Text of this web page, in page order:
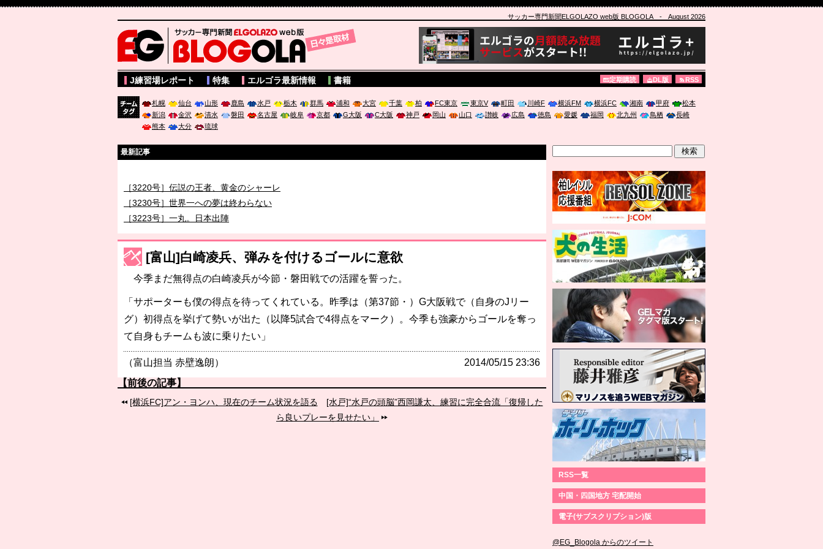
サッカー専門新聞ELGOLAZO web版 BLOGOLA- August 2026
サッカー専門新聞ELGOLAZO web版 BLOGOLA
J練習場レポート 特集 エルゴラ最新情報 書籍 定期購読 DL版 RSS
札幌 仙台 山形 鹿島 水戸 栃木 群馬 浦和 大宮 千葉 柏 FC東京 東京V 町田 川崎F 横浜FM 横浜FC 湘南 甲府
松本
新潟
金沢 清水 磐田 名古屋 岐阜 京都 G大阪 C大阪 神戸 岡山 山口 讃岐 広島 徳島 愛媛 福岡 北九州 鳥栖
長崎
熊本
大分 琉球
最新記事
［3220号］伝説の王者、黄金のシャーレ
［3230号］世界一への夢は終わらない
［3223号］一丸。日本出陣
［3222号］史上最大のW杯開幕 注目は「個」
長谷川 アーリアジャスールさんがシンポジウム「気候変動から命を守る ～エネルギー危機時代の猛暑対策～」に登壇
[富山]白崎凌兵、弾みを付けるゴールに意欲
今季まだ無得点の白崎凌兵が今節・磐田戦での活躍を誓った。
「サポーターも僕の得点を待ってくれている。昨季は（第37節・）G大阪戦で（自身のJリー
グ）初得点を挙げて勢いが出た（以降5試合で4得点をマーク）。今季も強豪からゴールを奪っ
て自身もチームも波に乗りたい」
（富山担当 赤壁逸朗） 2014/05/15 23:36
【前後の記事】
[横浜FC]アン・ヨンハ、現在のチーム状況を語る
[水戸]“水戸の頭脳”西岡謙太、練習に完全合流「復帰した
ら良いプレーを見せたい」
RSS一覧
中国・四国地方 宅配開始
電子(サブスクリプション)版
@EG_Blogola からのツイート